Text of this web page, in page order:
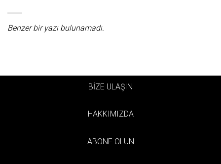
Benzer bir yazı bulunamadı.
BİZE ULAŞIN
HAKKIMIZDA
ABONE OLUN